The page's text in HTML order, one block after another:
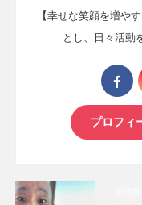
【幸せな笑顔を増や
とし、日々活動
プロフィ